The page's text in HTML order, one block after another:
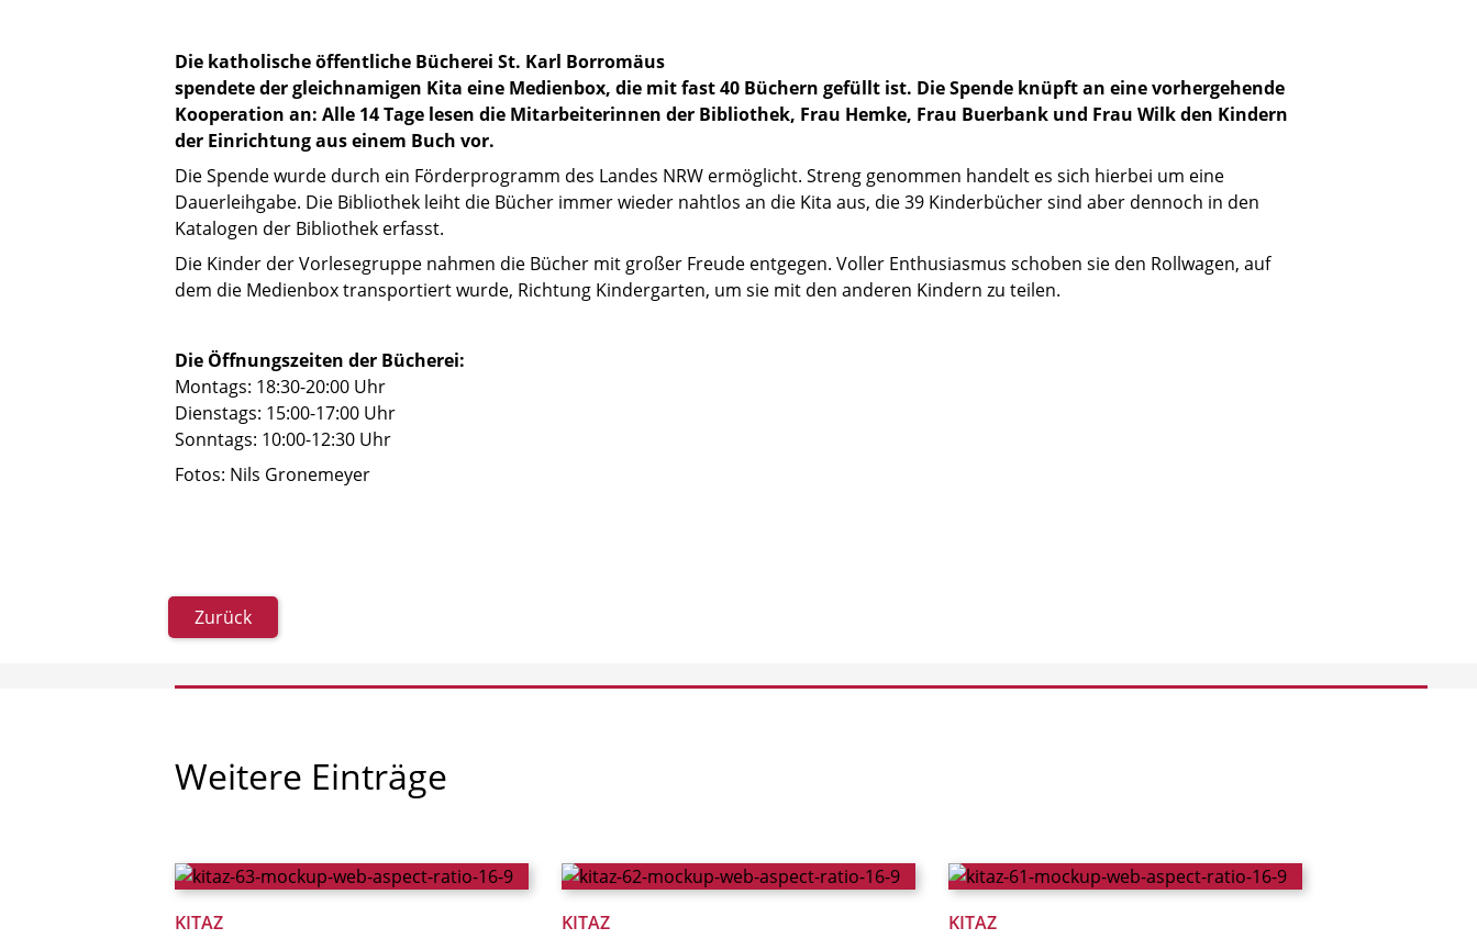
Die katholische öffentliche Bücherei St. Karl Borromäus
spendete der gleichnamigen Kita eine Medienbox, die mit fast 40 Büchern gefüllt ist. Die Spende knüpft an eine vorhergehende
Kooperation an: Alle 14 Tage lesen die Mitarbeiterinnen der Bibliothek, Frau Hemke, Frau Buerbank und Frau Wilk den Kindern
der Einrichtung aus einem Buch vor.
Die Spende wurde durch ein Förderprogramm des Landes NRW ermöglicht. Streng genommen handelt es sich hierbei um eine
Dauerleihgabe. Die Bibliothek leiht die Bücher immer wieder nahtlos an die Kita aus, die 39 Kinderbücher sind aber dennoch in den
Katalogen der Bibliothek erfasst.
Die Kinder der Vorlesegruppe nahmen die Bücher mit großer Freude entgegen. Voller Enthusiasmus schoben sie den Rollwagen, auf
dem die Medienbox transportiert wurde, Richtung Kindergarten, um sie mit den anderen Kindern zu teilen.
Die Öffnungszeiten der Bücherei:
Montags: 18:30-20:00 Uhr
Dienstags: 15:00-17:00 Uhr
Sonntags: 10:00-12:30 Uhr
Fotos: Nils Gronemeyer
Zurück
Weitere Einträge
KITAZ KITAZ KITAZ